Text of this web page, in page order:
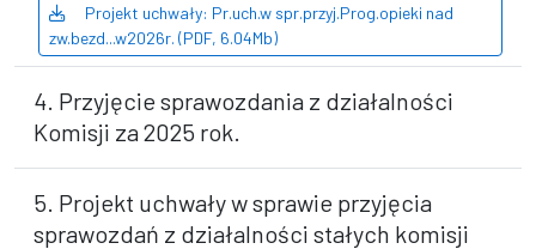
Projekt uchwały: Pr.uch.w spr.przyj.Prog.opieki nad
zw.bezd...w2026r. (PDF, 6.04Mb)
4. Przyjęcie sprawozdania z działalności
Komisji za 2025 rok.
5. Projekt uchwały w sprawie przyjęcia
sprawozdań z działalności stałych komisji